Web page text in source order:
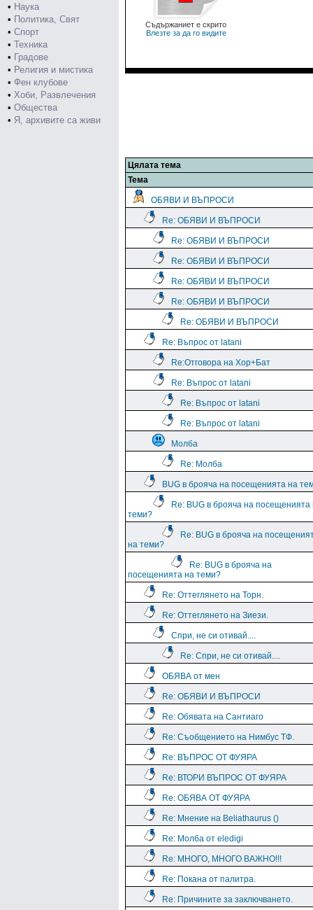
• Наука
• Политика, Свят
• Спорт
• Техника
• Градове
• Религия и мистика
• Фен клубове
• Хоби, Развлечения
• Общества
• Я, архивите са живи
Съдържаниет е скрито
Влезте за да го видите
Цялата тема
Тема
ОБЯВИ И ВЪПРОСИ
Re: ОБЯВИ И ВЪПРОСИ
Re: ОБЯВИ И ВЪПРОСИ
Re: ОБЯВИ И ВЪПРОСИ
Re: ОБЯВИ И ВЪПРОСИ
Re: ОБЯВИ И ВЪПРОСИ
Re: ОБЯВИ И ВЪПРОСИ
Re: Въпрос от latani
Re:Отговора на Хор+Бат
Re: Въпрос от latani
Re: Въпрос от latani
Re: Въпрос от latani
Молба
Re: Молба
BUG в брояча на посещенията на
Re: BUG в брояча на посещенията
теми?
Re: BUG в брояча на
на теми?
Re: BUG в брояча на
посещенията на теми?
Re: Оттеглянето на Торн.
Re: Оттеглянето на Зиези.
Спри, не си отивай....
Re: Спри, не си отивай....
ОБЯВА от мен
Re: ОБЯВИ И ВЪПРОСИ
Re: Обявата на Сантиаго
Re: Съобщението на Нимбус ТФ.
Re: ВЪПРОС ОТ ФУЯРА
Re: ВТОРИ ВЪПРОС ОТ ФУЯРА
Re: ОБЯВА ОТ ФУЯРА
Re: Мнение на Beliathaurus ()
Re: Молба от eledigi
Re: МНОГО, МНОГО ВАЖНО!!!
Re: Покана от палитра.
Re: Причините за заключването.